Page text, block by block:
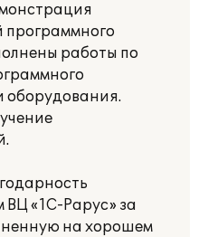
программного
работы по
оборудования.
«1C-Papyc» за
на хорошем